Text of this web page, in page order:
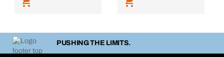
PUSHING THE LIMITS.